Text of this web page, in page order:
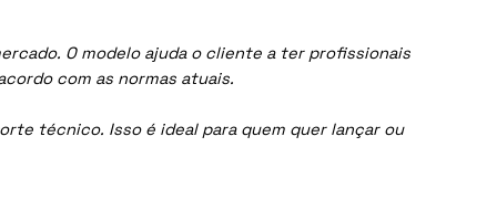
O modelo ajuda o cliente a ter profissionais
com as normas atuais.
técnico. Isso é ideal para quem quer lançar ou